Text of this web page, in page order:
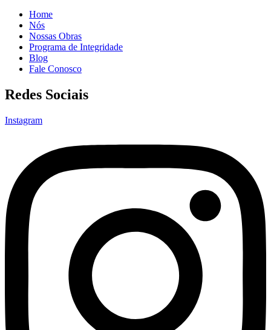
Home
Nós
Nossas Obras
Programa de Integridade
Blog
Fale Conosco
Redes Sociais
Instagram